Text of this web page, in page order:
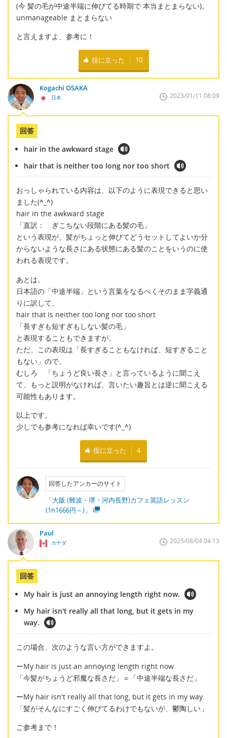
(今 髪の毛が中途半端に伸びてる時期で 本当まとまらない)。
unmanageable まとまらない
と言えますよ、参考に！
役に立った 10
Kogachi OSAKA
日本 2023/01/11 08:09
回答
hair in the awkward stage
hair that is neither too long nor too short
おっしゃられている内容は、以下のように表現できると思い
ました(^_^)
hair in the awkward stage
「直訳： ぎこちない段階にある髪の毛」
という表現が、髪がちょっと伸びてどうセットしてよいか分
からないような長さにある状態にある髪のことをいうのに使
われる表現です。
あとは、
日本語の「中途半端」という言葉をなるべくそのまま字義通
りに訳して、
hair that is neither too long nor too short
「長すぎも短すぎもしない髪の毛」
と表現することもできますが、
ただ、この表現は「長すぎることもなければ、短すぎること
もない」ので、
むしろ 「ちょうど良い長さ」と言っているように聞こえ
て、もっと説明がなければ、言いたい趣旨とは逆に聞こえる
可能性もあります。
以上です。
少しでも参考になれば幸いです(^_^)
役に立った 4
回答したアンカーのサイト
「大阪 (難波・堺・河内長野)カフェ英語レッスン
(1h1666円～)」
Paul
カナダ 2025/08/04 04:13
回答
My hair is just an annoying length right now.
My hair isn't really all that long, but it gets in my
way.
この場合、次のような言い方ができますよ。
ーMy hair is just an annoying length right now.
「今髪がちょうど邪魔な長さだ」＝「中途半端な長さだ」
ーMy hair isn't really all that long, but it gets in my way.
「髪がそんなにすごく伸びてるわけでもないが、鬱陶しい」
ご参考まで！